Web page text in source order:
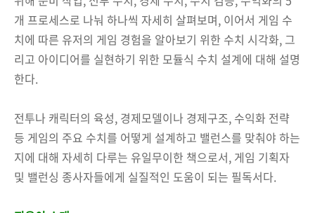
개 프로세스로 나눠 하나씩 자세히 살펴보며, 이어서 게임 수
치에 따른 유저의 게임 경험을 알아보기 위한 수치 시각화, 그
리고 아이디어를 실현하기 위한 모듈식 수치 설계에 대해 설명
한다.
전투나 캐릭터의 육성, 경제모델이나 경제구조, 수익화 전략
등 게임의 주요 수치를 어떻게 설계하고 밸런스를 맞춰야 하는
지에 대해 자세히 다루는 유일무이한 책으로서, 게임 기획자
및 밸런싱 종사자들에게 실질적인 도움이 되는 필독서다.